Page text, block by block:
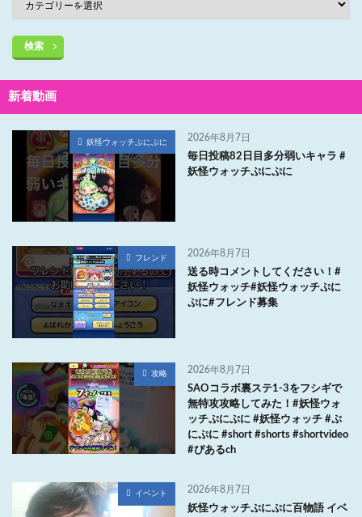
検索
新着動画
妖怪ウォッチぷにぷに 2026年8月7日
毎日投稿82日目多分弱いキャラ #
妖怪ウォッチぷにぷに
フレンド 2026年8月7日
送る時コメントしてください！#
妖怪ウォッチ#妖怪ウォッチぷに
ぷに#フレンド募集
攻略 2026年8月7日
SAOコラボ裏ステ1-3をフシギで
無特攻攻略してみた！#妖怪ウォ
ッチぷにぷに #妖怪ウォッチ #ぷ
にぷに #short #shorts #shortvideo
#ぴあるch
イベント 2026年8月7日
妖怪ウォッチぷにぷに百物語 イベ